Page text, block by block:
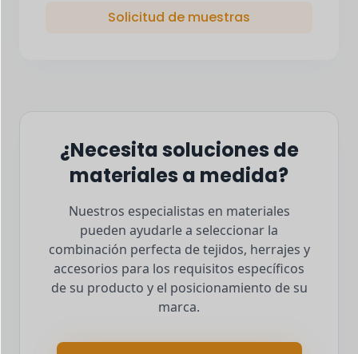
Solicitud de muestras
¿Necesita soluciones de
materiales a medida?
Nuestros especialistas en materiales
pueden ayudarle a seleccionar la
combinación perfecta de tejidos, herrajes y
accesorios para los requisitos específicos
de su producto y el posicionamiento de su
marca.